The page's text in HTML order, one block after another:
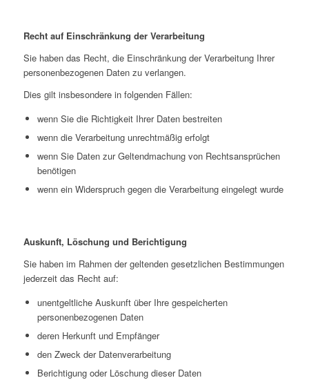
Recht auf Einschränkung der Verarbeitung
Sie haben das Recht, die Einschränkung der Verarbeitung Ihrer
personenbezogenen Daten zu verlangen.
Dies gilt insbesondere in folgenden Fällen:
wenn Sie die Richtigkeit Ihrer Daten bestreiten
wenn die Verarbeitung unrechtmäßig erfolgt
wenn Sie Daten zur Geltendmachung von Rechtsansprüchen
benötigen
wenn ein Widerspruch gegen die Verarbeitung eingelegt wurde
Auskunft, Löschung und Berichtigung
Sie haben im Rahmen der geltenden gesetzlichen Bestimmungen
jederzeit das Recht auf:
unentgeltliche Auskunft über Ihre gespeicherten
personenbezogenen Daten
deren Herkunft und Empfänger
den Zweck der Datenverarbeitung
Berichtigung oder Löschung dieser Daten